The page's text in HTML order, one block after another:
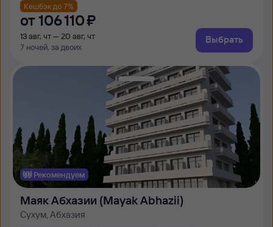
Кешбэк до 7%
от 106 ⁠110 ⁠₽
13 авг, чт — 20 авг, чт
7 ночей, за двоих
Выбрать
Рекомендуем
Маяк Абхазии (Mayak Abhazii)
Сухум, Абхазия